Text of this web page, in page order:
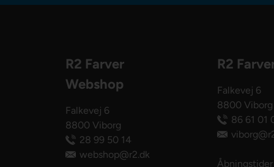
R2 Farver
Webshop
Falkevej 6
8800 Viborg
28 99 50 14
webshop@r2.dk
R2
Falkevej 6
8800 Viborg
86 61 01
Åbningstider